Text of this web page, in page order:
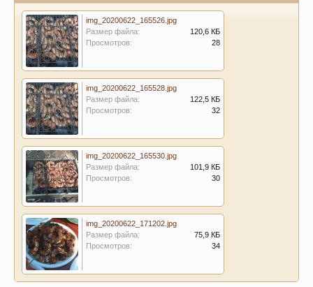
img_20200622_165526.jpg
Размер файла:
120,6 КБ
Просмотров:
28
img_20200622_165528.jpg
Размер файла:
122,5 КБ
Просмотров:
32
img_20200622_165530.jpg
Размер файла:
101,9 КБ
Просмотров:
30
img_20200622_171202.jpg
Размер файла:
75,9 КБ
Просмотров:
34